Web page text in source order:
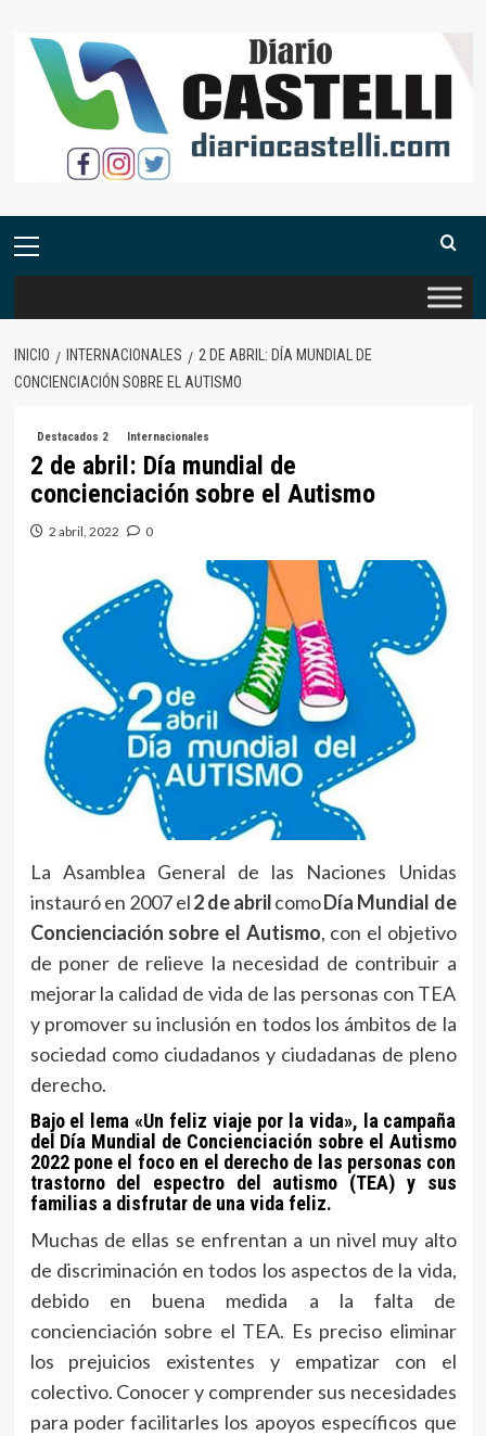
contenido
Menú
INICIO INTERNACIONALES
2 DE ABRIL: DÍA MUNDIAL DE
CONCIENCIACIÓN SOBRE EL AUTISMO
Destacados 2 Internacionales
2 de abril: Día mundial de
concienciación sobre el Autismo
2 abril, 2022 0
La Asamblea General de las Naciones Unidas
instauró en 2007 el2 de abrilcomoDía Mundial de
Concienciación sobre el Autismo, con el objetivo
de poner de relieve la necesidad de contribuir a
mejorar la calidad de vida de las personas con TEA
y promover su inclusión en todos los ámbitos de la
sociedad como ciudadanos y ciudadanas de pleno
derecho.
Bajo el lema «Un feliz viaje por la vida», la campaña
del Día Mundial de Concienciación sobre el Autismo
2022 pone el foco en el derecho de las personas con
trastorno del espectro del autismo (TEA) y sus
familias a disfrutar de una vida feliz.
Muchas de ellas se enfrentan a un nivel muy alto
de discriminación en todos los aspectos de la vida,
debido en buena medida a la falta de
concienciación sobre el TEA. Es preciso eliminar
los prejuicios existentes y empatizar con el
colectivo. Conocer y comprender sus necesidades
para poder facilitarles los apoyos específicos que